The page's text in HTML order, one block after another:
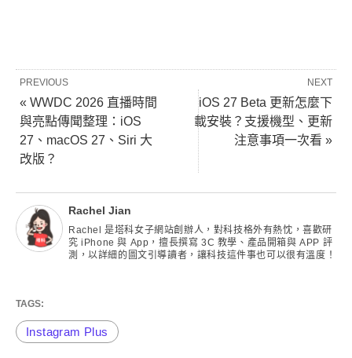
NEXT
iOS 27 Beta 更新怎麼下
載安裝？支援機型、更新
注意事項一次看 »
PREVIOUS
« WWDC 2026 直播時間
與亮點傳聞整理：iOS
27、macOS 27、Siri 大
改版？
Rachel Jian
Rachel 是塔科女子網站創辦人，對科技格外有熱忱，喜歡研
究 iPhone 與 App，擅長撰寫 3C 教學、產品開箱與 APP 評
測，以詳細的圖文引導讀者，讓科技這件事也可以很有溫度！
TAGS:
Instagram Plus